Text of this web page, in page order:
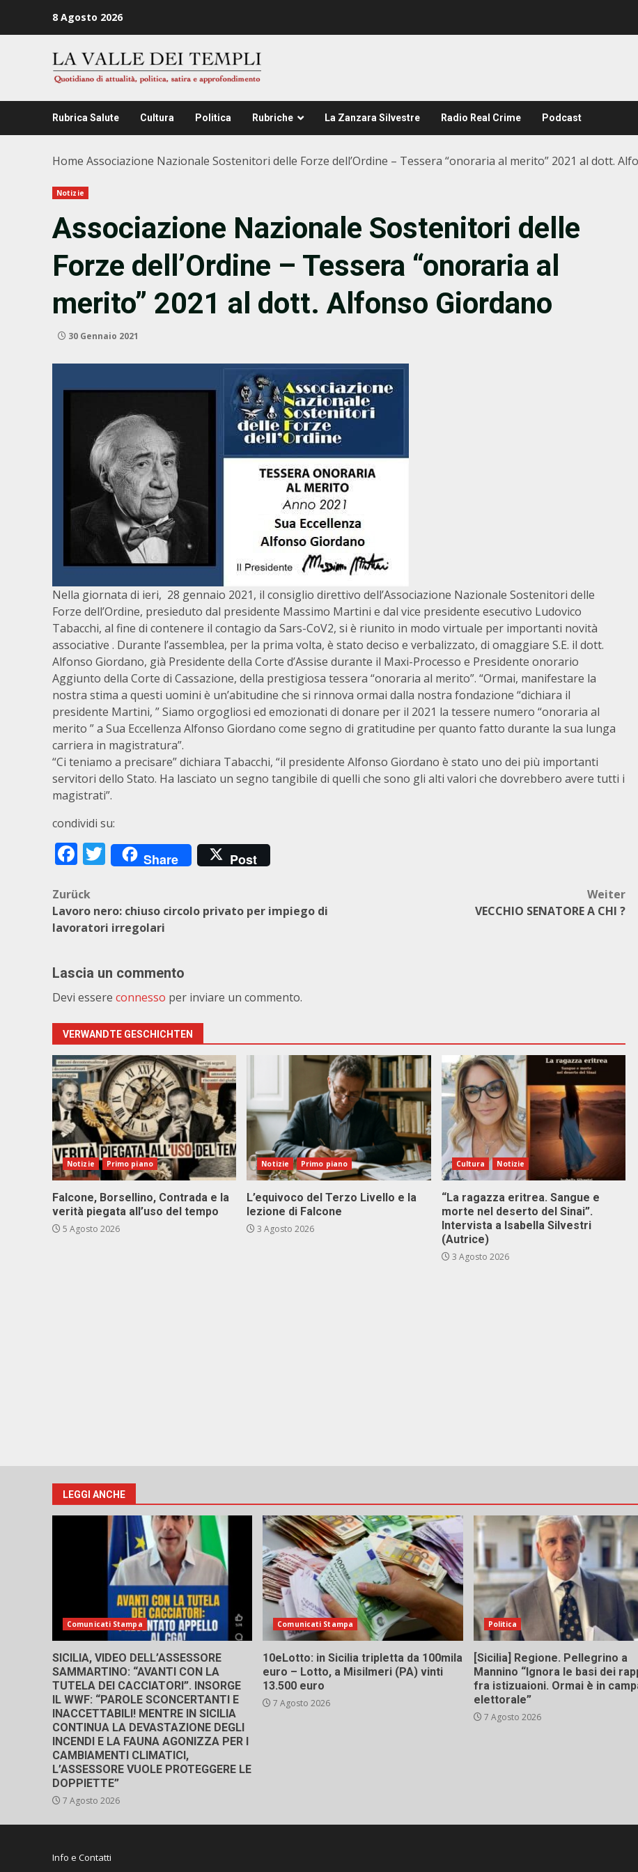
8 Agosto 2026
Rubrica Salute Cultura Politica Rubriche La Zanzara Silvestre Radio Real Crime Podcast
Home Associazione Nazionale Sostenitori delle Forze dell’Ordine – Tessera “onoraria al merito” 2021 al dott.
Notizie
Associazione Nazionale Sostenitori delle
Forze dell’Ordine – Tessera “onoraria al
merito” 2021 al dott. Alfonso Giordano
30 Gennaio 2021
Nella giornata di ieri, 28 gennaio 2021, il consiglio direttivo dell’Associazione Nazionale Sostenitori delle
Forze dell’Ordine, presieduto dal presidente Massimo Martini e dal vice presidente esecutivo Ludovico
Tabacchi, al fine di contenere il contagio da Sars-CoV2, si è riunito in modo virtuale per importanti novità
associative . Durante l’assemblea, per la prima volta, è stato deciso e verbalizzato, di omaggiare S.E. il dott.
Alfonso Giordano, già Presidente della Corte d’Assise durante il Maxi-Processo e Presidente onorario
Aggiunto della Corte di Cassazione, della prestigiosa tessera “onoraria al merito”. “Ormai, manifestare la
nostra stima a questi uomini è un’abitudine che si rinnova ormai dalla nostra fondazione “dichiara il
presidente Martini, ” Siamo orgogliosi ed emozionati di donare per il 2021 la tessere numero “onoraria al
merito ” a Sua Eccellenza Alfonso Giordano come segno di gratitudine per quanto fatto durante la sua lunga
carriera in magistratura”.
“Ci teniamo a precisare” dichiara Tabacchi, “il presidente Alfonso Giordano è stato uno dei più importanti
servitori dello Stato. Ha lasciato un segno tangibile di quelli che sono gli alti valori che dovrebbero avere tutti i
magistrati”.
condividi su:
Facebook
Twitter
Share Post
Beitragsnavigation
Zurück
Lavoro nero: chiuso circolo privato per impiego di
lavoratori irregolari
Weiter
VECCHIO SENATORE A CHI ?
Lascia un commento
Devi essere connesso per inviare un commento.
VERWANDTE GESCHICHTEN
Notizie Primo piano
Falcone, Borsellino, Contrada e la
verità piegata all’uso del tempo
5 Agosto 2026
Notizie Primo piano
L’equivoco del Terzo Livello e la
lezione di Falcone
3 Agosto 2026
Cultura Notizie
“La ragazza eritrea. Sangue e
morte nel deserto del Sinai”.
Intervista a Isabella Silvestri
(Autrice)
3 Agosto 2026
LEGGI ANCHE
Comunicati Stampa
SICILIA, VIDEO DELL’ASSESSORE
SAMMARTINO: “AVANTI CON LA
TUTELA DEI CACCIATORI”. INSORGE
IL WWF: “PAROLE SCONCERTANTI E
INACCETTABILI! MENTRE IN SICILIA
CONTINUA LA DEVASTAZIONE DEGLI
INCENDI E LA FAUNA AGONIZZA PER I
CAMBIAMENTI CLIMATICI,
L’ASSESSORE VUOLE PROTEGGERE LE
DOPPIETTE”
7 Agosto 2026
Comunicati Stampa
10eLotto: in Sicilia tripletta da 100mila
euro – Lotto, a Misilmeri (PA) vinti
13.500 euro
7 Agosto 2026
Politica
[Sicilia] Regione. Pellegrino a
Mannino “Ignora le basi dei
fra istizuaioni. Ormai è in
elettorale”
7 Agosto 2026
Info e Contatti